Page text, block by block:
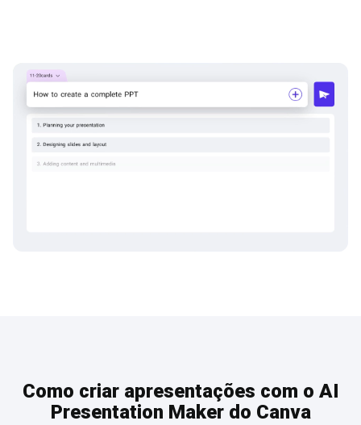
Como criar apresentações com o AI
Presentation Maker do Canva